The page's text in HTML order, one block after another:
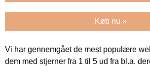
Køb nu »
Vi har gennemgået de mest populære
dem med stjerner fra 1 til 5 ud fra bl.a.